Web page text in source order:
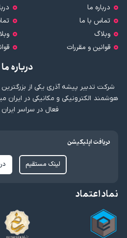
درباره ما
تماس با ما
وبلاگ
قوانین و مقررات
درباره ما
شرکت تدبیر پیشه آذری یکی از
هوشمند الکترونیکی و مکانیکی در ایران
فعال در سراسر
دریافت اپلیکیشن
لینک مستقیم
نماد اعتماد